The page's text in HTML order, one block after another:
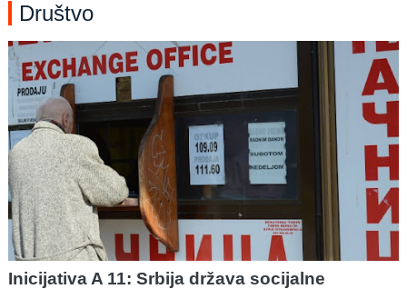
Društvo
Inicijativa A 11: Srbija država socijalne